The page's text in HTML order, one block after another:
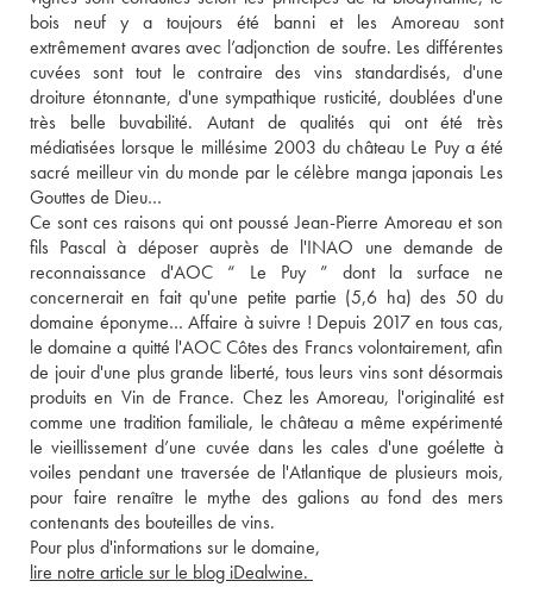
bois neuf y a toujours été banni et les Amoreau sont
extrêmement avares avec l’adjonction de soufre. Les différentes
cuvées sont tout le contraire des vins standardisés, d'une
droiture étonnante, d'une sympathique rusticité, doublées d'une
très belle buvabilité. Autant de qualités qui ont été très
médiatisées lorsque le millésime 2003 du château Le Puy a été
sacré meilleur vin du monde par le célèbre manga japonais Les
Gouttes de Dieu…
Ce sont ces raisons qui ont poussé Jean-Pierre Amoreau et son
fils Pascal à déposer auprès de l'INAO une demande de
reconnaissance d'AOC “ Le Puy ” dont la surface ne
concernerait en fait qu'une petite partie (5,6 ha) des 50 du
domaine éponyme… Affaire à suivre ! Depuis 2017 en tous cas,
le domaine a quitté l'AOC Côtes des Francs volontairement, afin
de jouir d'une plus grande liberté, tous leurs vins sont désormais
produits en Vin de France. Chez les Amoreau, l'originalité est
comme une tradition familiale, le château a même expérimenté
le vieillissement d’une cuvée dans les cales d'une goélette à
voiles pendant une traversée de l'Atlantique de plusieurs mois,
pour faire renaître le mythe des galions au fond des mers
contenants des bouteilles de vins.
Pour plus d'informations sur le domaine,